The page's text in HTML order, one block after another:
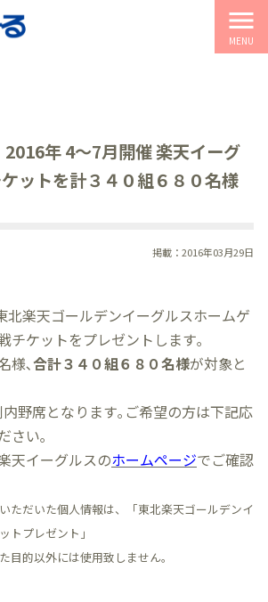
menu
MENU
2016年 4～7月開催 楽天イーグ
ットを計３４０組６８０名様
掲載：2016年03月29日
北楽天ゴールデンイーグルスホームゲ
チケットをプレゼントします｡
様､合計３４０組６８０名様が対象と
野席となります｡ご希望の方は下記応
さい｡
天イーグルスのホームページでご確認
ただいた個人情報は、「東北楽天ゴールデンイ
トプレゼント」
目的以外には使用致しません。